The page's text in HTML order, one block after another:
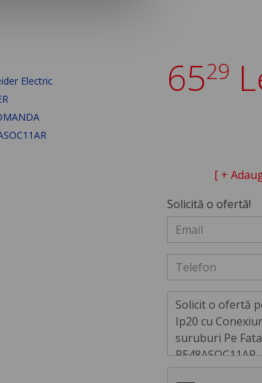
Electric
6529
[ +
Solicită o ofertă!